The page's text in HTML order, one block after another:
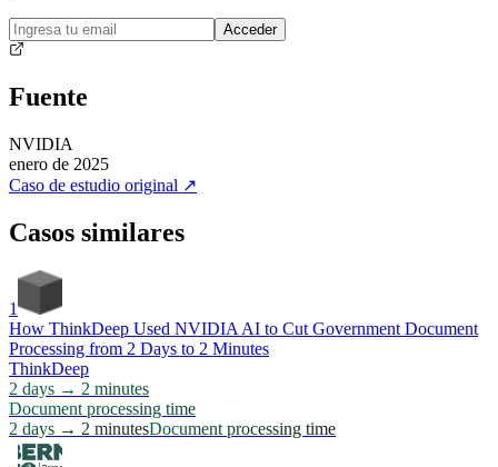
Acceder
Fuente
NVIDIA
enero de 2025
Caso de estudio original ↗
Casos similares
1
How ThinkDeep Used NVIDIA AI to Cut Government Document
Processing from 2 Days to 2 Minutes
ThinkDeep
2 days → 2 minutes
Document processing time
2 days → 2 minutesDocument processing time